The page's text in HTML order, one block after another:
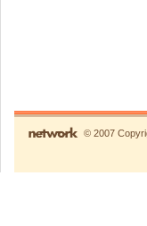
© 2007